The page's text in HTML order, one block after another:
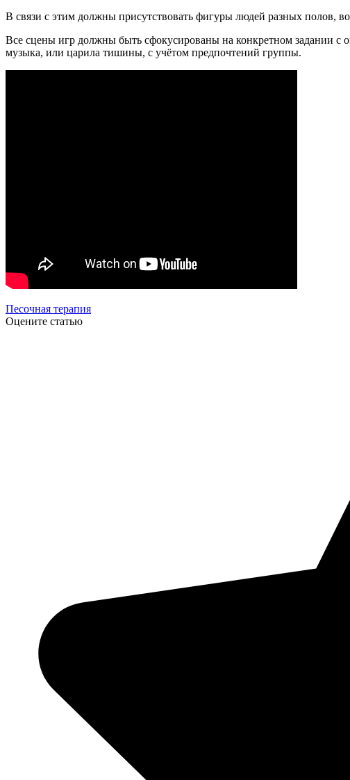
В связи с этим должны присутствовать фигуры людей разных полов,
Все сцены игр должны быть сфокусированы на конкретном задании с
музыка, или царила тишины, с учётом предпочтений группы.
Песочная терапия
Оцените статью